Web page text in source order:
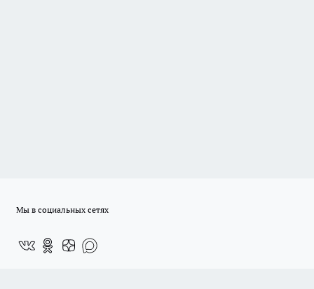
Мы в социальных сетях